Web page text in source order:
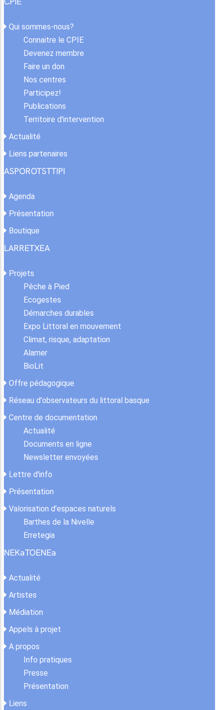
Qui sommes-nous?
Connaitre le CPIE
Devenez membre
Faire un don
Nos centres
Participez!
Publications
Territoire d'intervention
Actualité
Liens partenaires
ASPOROTSTTIPI
Agenda
Présentation
Boutique
LARRETXEA
Projets
Pêche à Pied
Ecogestes
Démarches durables
Expo Littoral en mouvement
Climat, risque, adaptation
Alamer
BioLit
Offre pédagogique
Réseau d'observateurs du littoral basque
Centre de documentation
Actualité
Documents en ligne
Newsletter envoyées
Lettre d'info
Présentation
Valorisation d'espaces naturels
Barthes de la Nivelle
Erretegia
NEKaTOENEa
Actualité
Artistes
Médiation
Appels à projet
A propos
Info pratiques
Presse
Présentation
Liens